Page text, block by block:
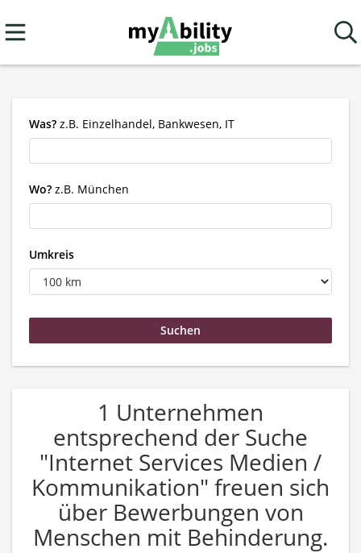
Was? z.B. Einzelhandel, Bankwesen, IT
Wo? z.B. München
Umkreis
1 Unternehmen
entsprechend der Suche
"Internet Services Medien /
Kommunikation" freuen sich
über Bewerbungen von
Menschen mit Behinderung.